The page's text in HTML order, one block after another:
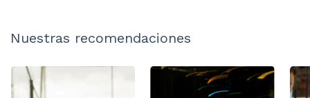
Nuestras recomendaciones